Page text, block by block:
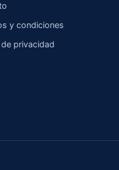
y condiciones
privacidad